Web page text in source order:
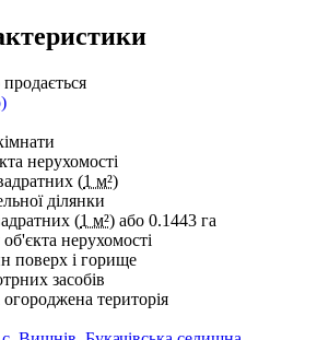
нерухомості
(1 м²)
ділянки
(1 м²) або 0.1443 га
нерухомості
поверх і горище
засобів
територія